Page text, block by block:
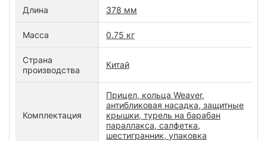
Длина 378 мм
Масса 0.75 кг
Страна
производства
Китай
Комплектация
Прицел, кольца Weaver,
антибликовая насадка, защитные
крышки, турель на барабан
параллакса, салфетка,
шестигранник, упаковка